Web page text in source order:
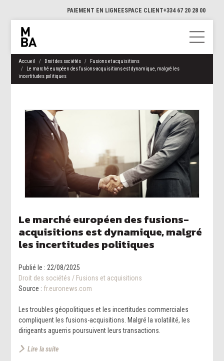
PAIEMENT EN LIGNEESPACE CLIENT+334 67 20 28 00
Accueil Droit des sociétés
Fusions et acquisitions
Le marché européen des fusions-acquisitions est dynamique, malgré les
incertitudes politiques
Le marché européen des fusions-
acquisitions est dynamique, malgré
les incertitudes politiques
Publié le : 22/08/2025
Droit des sociétés / Fusions et acquisitions
Source : fr.euronews.com
Les troubles géopolitiques et les incertitudes commerciales
compliquent les fusions-acquisitions. Malgré la volatilité, les
dirigeants aguerris poursuivent leurs transactions.
Lire la suite